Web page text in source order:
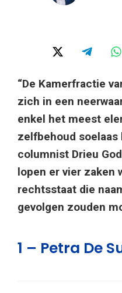
“De Kamerfractie
zich in een
enkel het meest
zelfbehoud
columnist Drieu
lopen er vier zaken
rechtsstaat die
gevolgen zouden
1 – Petra De